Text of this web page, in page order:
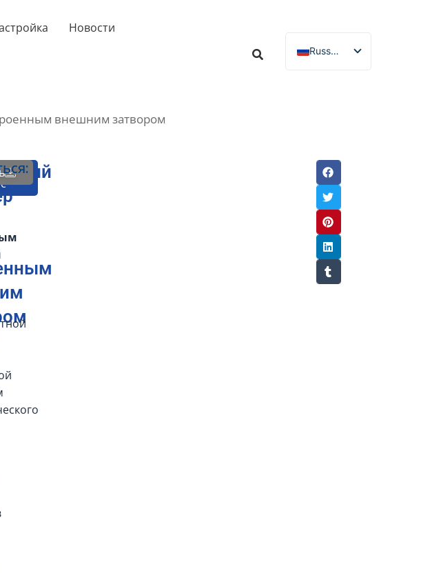
Новости
Russian
English
Italian
внешним затвором